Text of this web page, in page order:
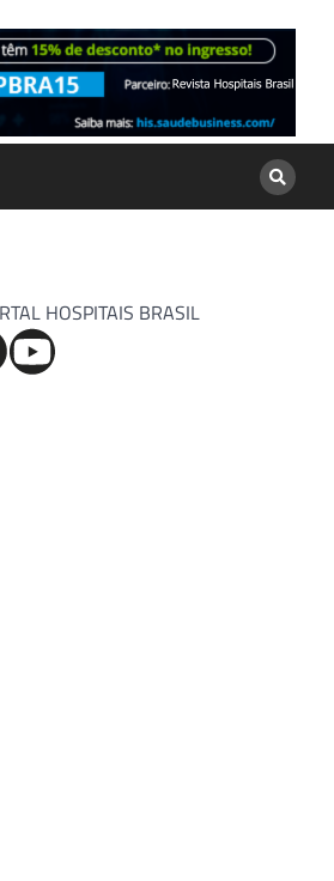
HOSPITAIS BRASIL